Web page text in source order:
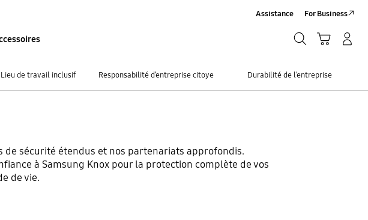
Assistance For Business
Lieu de travail inclusif Responsabilité d’entreprise citoye Durabilité de l’entreprise
de sécurité étendus et nos partenariats approfondis.
à Samsung Knox pour la protection complète de vos
de vie.